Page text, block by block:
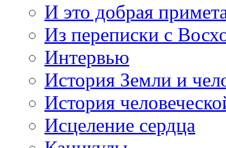
И это добрая
Из переписки с
Интервью
История Земли и
История
Исцеление сердца